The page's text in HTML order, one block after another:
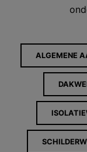
ALGEMENE